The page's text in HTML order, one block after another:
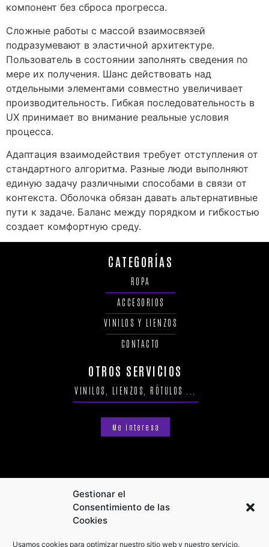
Gestionar el
Consentimiento de las
Cookies
Usamos cookies para optimizar nuestro sitio web y nuestro servicio.
компонент без сброса прогресса.
Сложные работы с массой взаимосвязей
подразумевают в эластичной архитектуре.
Пользователь в состоянии заполнять сведения по
мере их получения. Шанс действовать над
отдельными элементами совместно увеличивает
производительность. Гибкая последовательность в
UX принимает во внимание реальные условия
процесса.
Адаптация взаимодействия требует отступления от
стандартного алгоритма. Разные люди выполняют
единую задачу различными способами в связи от
контекста. Оболочка обязан давать альтернативные
пути к задаче. Баланс между порядком и гибкостью
создает комфортную среду.
CATEGORÍAS
ROPA
ACCESORIOS
VINILOS Y LIENZOS
CONTACTO
OTROS SERVICIOS
VINILOS, LIENZOS, RÓTULOS ...
Me interesa